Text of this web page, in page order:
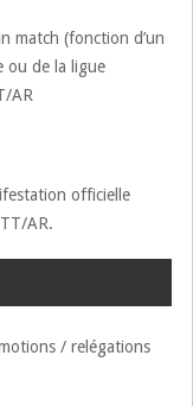
match (fonction d’un
ou de la ligue
AR
officielle
AR.
/ relégations